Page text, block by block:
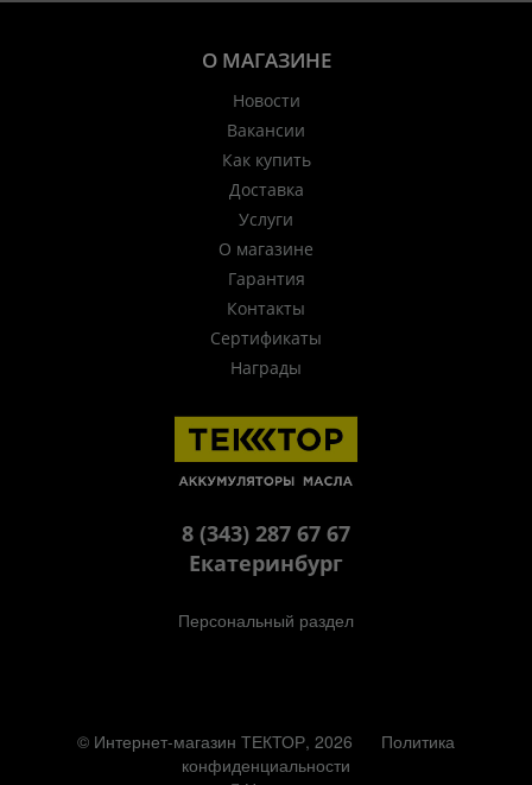
О МАГАЗИНЕ
Новости
Вакансии
Как купить
Доставка
Услуги
О магазине
Гарантия
Контакты
Сертификаты
Награды
8 (343) 287 67 67
Екатеринбург
Персональный раздел
© Интернет-магазин ТЕКТОР, 2026
Политика
конфиденциальности